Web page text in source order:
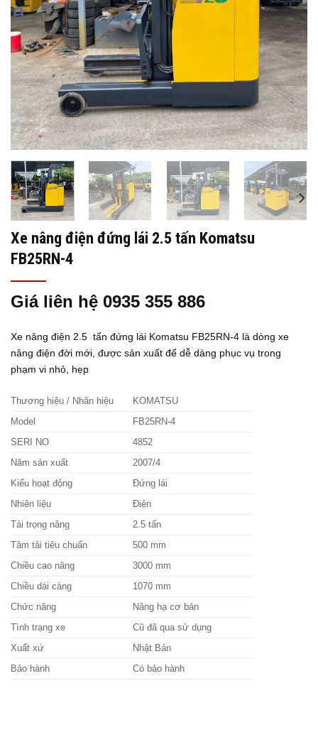
Xe nâng điện đứng lái 2.5 tấn Komatsu
FB25RN-4
Giá liên hệ 0935 355 886
Xe nâng điện 2.5 tấn đứng lái Komatsu FB25RN-4 là dòng xe
nâng điện đời mới, được sản xuất để dễ dàng phục vụ trong
phạm vi nhỏ, hẹp
Thương hiệu / Nhãn hiệu
KOMATSU
Model
FB25RN-4
SERI NO
4852
Năm sản xuất
2007/4
Kiểu hoạt động
Đứng lái
Nhiên liệu
Điện
Tải trọng nâng
2.5 tấn
Tâm tải tiêu chuẩn
500 mm
Chiều cao nâng
3000 mm
Chiều dài càng
1070 mm
Chức năng
Nâng hạ cơ bản
Tình trạng xe
Cũ đã qua sử dụng
Xuất xứ
Nhật Bản
Bảo hành
Có bảo hành